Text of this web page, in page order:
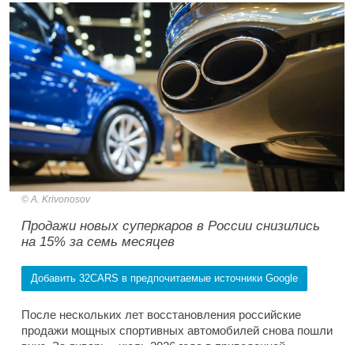
A. Krivonosov
Продажи новых суперкаров в России снизились
на 15% за семь месяцев
Добавить 32CARS в предпочитаемые источники Google
После нескольких лет восстановления российские
продажи мощных спортивных автомобилей снова пошли